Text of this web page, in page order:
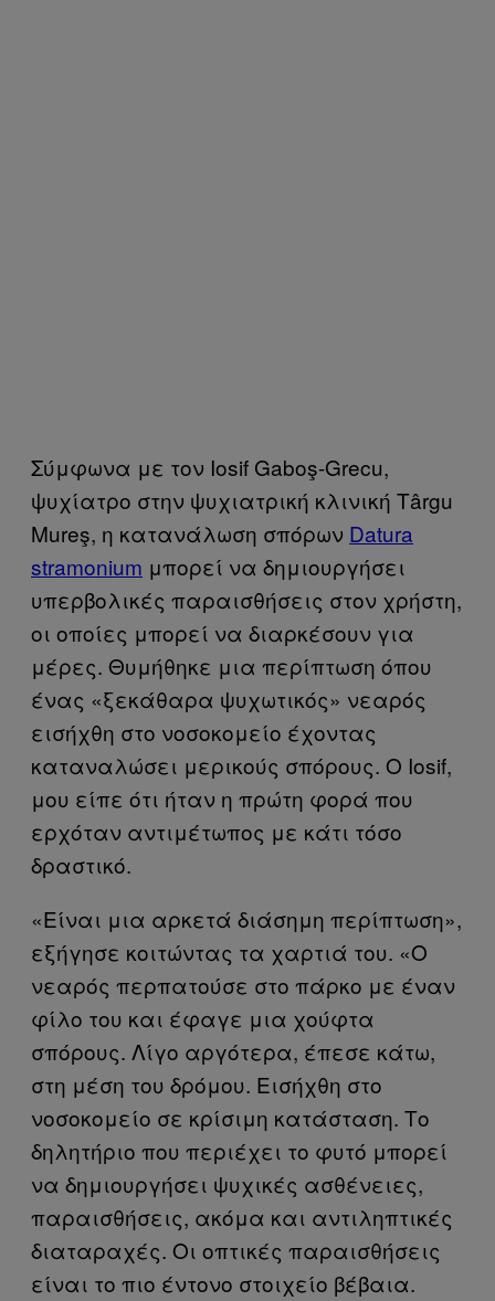
Σύμφωνα με τον Iosif Gaboş-Grecu,
ψυχίατρο στην ψυχιατρική κλινική Τârgu
Mureş, η κατανάλωση σπόρων Datura
stramonium μπορεί να δημιουργήσει
υπερβολικές παραισθήσεις στον χρήστη,
οι οποίες μπορεί να διαρκέσουν για
μέρες. Θυμήθηκε μια περίπτωση όπου
ένας «ξεκάθαρα ψυχωτικός» νεαρός
εισήχθη στο νοσοκομείο έχοντας
καταναλώσει μερικούς σπόρους. Ο Iosif,
μου είπε ότι ήταν η πρώτη φορά που
ερχόταν αντιμέτωπος με κάτι τόσο
δραστικό.
«Είναι μια αρκετά διάσημη περίπτωση»,
εξήγησε κοιτώντας τα χαρτιά του. «Ο
νεαρός περπατούσε στο πάρκο με έναν
φίλο του και έφαγε μια χούφτα
σπόρους. Λίγο αργότερα, έπεσε κάτω,
στη μέση του δρόμου. Εισήχθη στο
νοσοκομείο σε κρίσιμη κατάσταση. Το
δηλητήριο που περιέχει το φυτό μπορεί
να δημιουργήσει ψυχικές ασθένειες,
παραισθήσεις, ακόμα και αντιληπτικές
διαταραχές. Οι οπτικές παραισθήσεις
είναι το πιο έντονο στοιχείο βέβαια.